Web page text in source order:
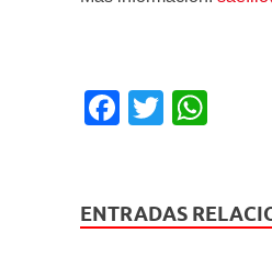
F
e
T
er s
ENTRADAS